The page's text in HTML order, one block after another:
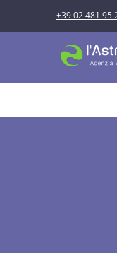
al
+39 02 481 95